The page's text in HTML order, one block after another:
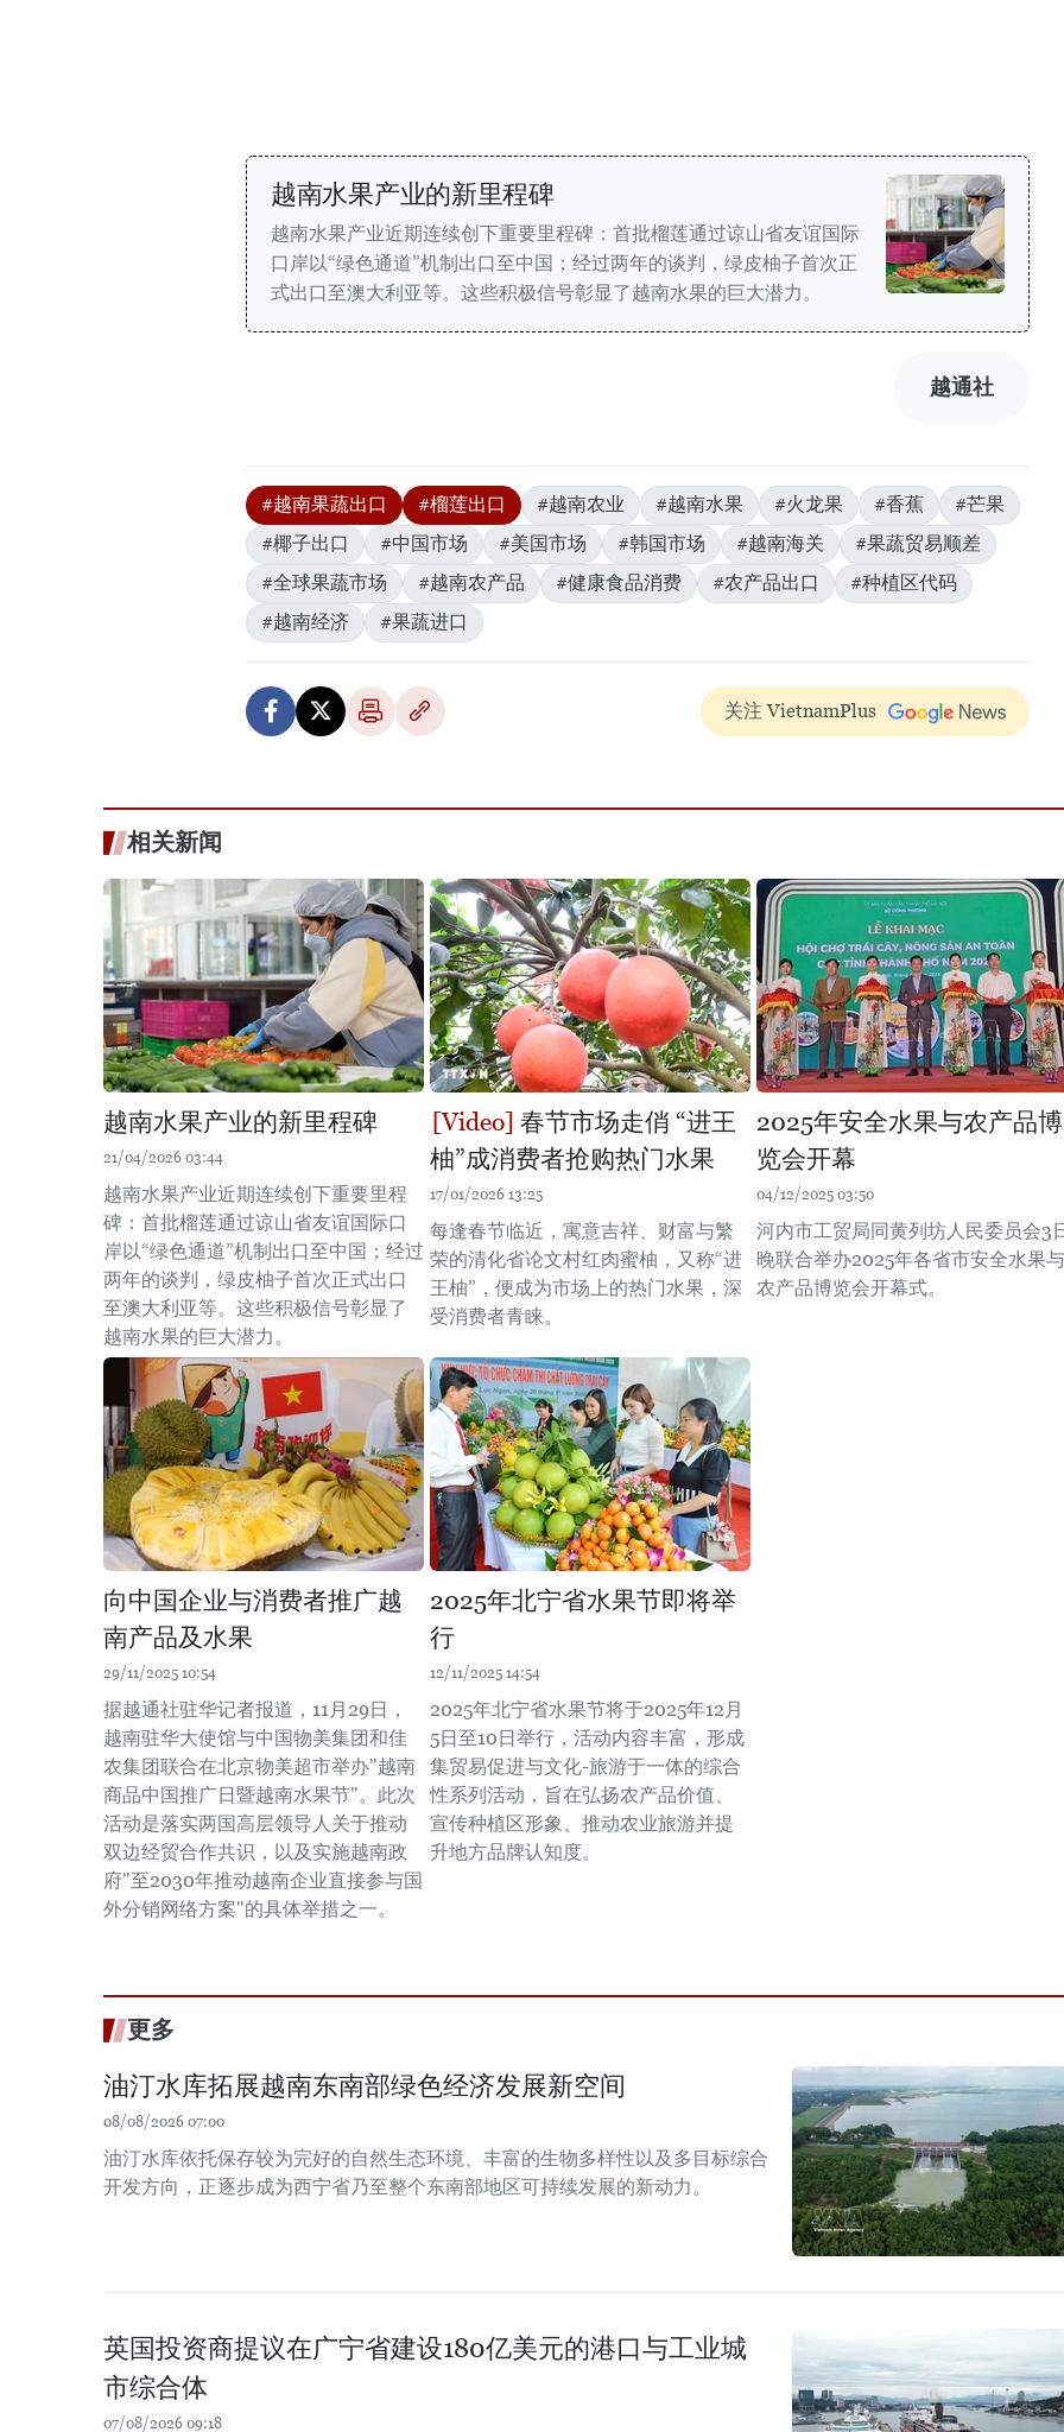
越南水果产业的新里程碑
越南水果产业近期连续创下重要里程碑：首批榴莲通过谅山省友谊国际
口岸以“绿色通道”机制出口至中国；经过两年的谈判，绿皮柚子首次正
式出口至澳大利亚等。这些积极信号彰显了越南水果的巨大潜力。
越通社
#越南果蔬出口 #榴莲出口 #越南农业 #越南水果 #火龙果 #香蕉
#芒果
#椰子出口
#中国市场 #美国市场 #韩国市场 #越南海关
#果蔬贸易顺差
#全球果蔬市场
#越南农产品 #健康食品消费 #农产品出口
#种植区代码
#越南经济
#果蔬进口
关注 VietnamPlus
相关新闻
越南水果产业的新里程碑
21/04/2026 03:44
越南水果产业近期连续创下重要里程
碑：首批榴莲通过谅山省友谊国际口
岸以“绿色通道”机制出口至中国；经过
两年的谈判，绿皮柚子首次正式出口
至澳大利亚等。这些积极信号彰显了
越南水果的巨大潜力。
春节市场走俏 “进王
柚”成消费者抢购热门水果
17/01/2026 13:25
每逢春节临近，寓意吉祥、财富与繁
荣的清化省论文村红肉蜜柚，又称“进
王柚”，便成为市场上的热门水果，深
受消费者青睐。
2025年安全水果与农产品博
览会开幕
04/12/2025 03:50
河内市工贸局同黄列坊人民委员会3
晚联合举办2025年各省市安全水果与
农产品博览会开幕式。
向中国企业与消费者推广越
南产品及水果
29/11/2025 10:54
据越通社驻华记者报道，11月29日，
越南驻华大使馆与中国物美集团和佳
农集团联合在北京物美超市举办"越南
商品中国推广日暨越南水果节"。此次
活动是落实两国高层领导人关于推动
双边经贸合作共识，以及实施越南政
府"至2030年推动越南企业直接参与国
外分销网络方案"的具体举措之一。
2025年北宁省水果节即将举
行
12/11/2025 14:54
2025年北宁省水果节将于2025年12月
5日至10日举行，活动内容丰富，形成
集贸易促进与文化-旅游于一体的综合
性系列活动，旨在弘扬农产品价值、
宣传种植区形象、推动农业旅游并提
升地方品牌认知度。
更多
油汀水库拓展越南东南部绿色经济发展新空间
08/08/2026 07:00
油汀水库依托保存较为完好的自然生态环境、丰富的生物多样性以及多目标综合
开发方向，正逐步成为西宁省乃至整个东南部地区可持续发展的新动力。
英国投资商提议在广宁省建设180亿美元的港口与工业城
市综合体
07/08/2026 09:18